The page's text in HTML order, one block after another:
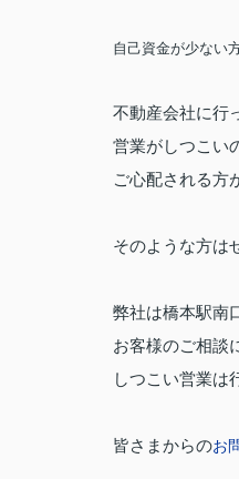
自己資金が少ない
不動産会社に行
営業がしつこい
ご心配される方
そのような方は
弊社は橋本駅南
お客様のご相談
しつこい営業は
皆さまからのお